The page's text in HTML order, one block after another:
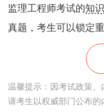
监理工程师考试的知
真题，考生可以锁定
温馨提示：因考试政策、
请考生以权威部门公布的